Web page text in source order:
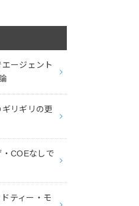
ージェント
ギリギリの更
・COEなしで
ティー・モ